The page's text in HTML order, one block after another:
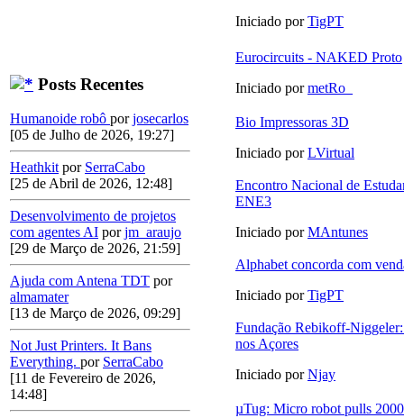
Posts Recentes
Humanoide robô porjosecarlos
[05 de Julho de 2026, 19:27]
Heathkit por SerraCabo
[25 de Abril de 2026, 12:48]
Desenvolvimento de projetos
com agentes AI porjm_araujo
[29 de Março de 2026, 21:59]
Ajuda com Antena TDT por
almamater
[13 de Março de 2026, 09:29]
Not Just Printers. It Bans
Everything. por SerraCabo
[11 de Fevereiro de 2026,
14:48]
Iniciado porTigPT
Eurocircuits - NAKED Proto
Iniciado pormetRo_
Bio Impressoras 3D
Iniciado porLVirtual
Encontro Nacional de
ENE3
Iniciado porMAntunes
Alphabet concorda com
Iniciado porTigPT
Fundação Rebikoff-
nos Açores
Iniciado porNjay
µTug: Micro robot pulls